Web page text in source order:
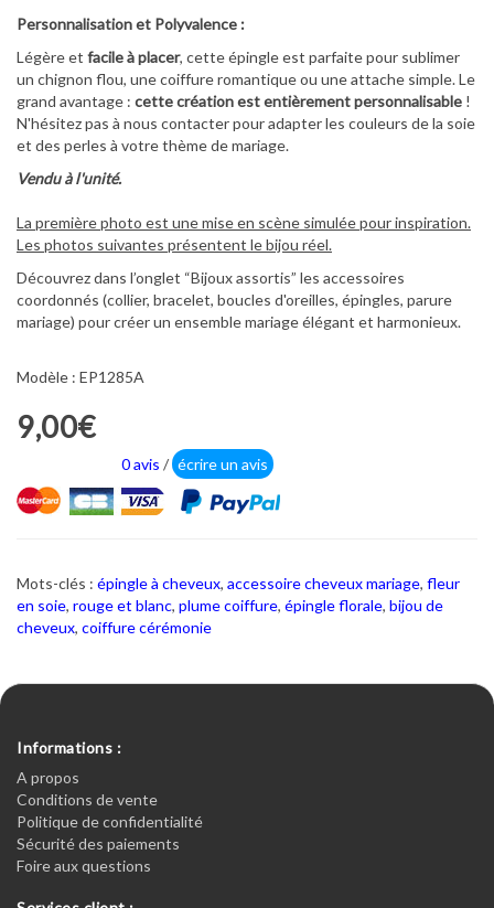
Personnalisation et Polyvalence :
Légère et facile à placer, cette épingle est parfaite pour sublimer
un chignon flou, une coiffure romantique ou une attache simple. Le
grand avantage : cette création est entièrement personnalisable !
N'hésitez pas à nous contacter pour adapter les couleurs de la soie
et des perles à votre thème de mariage.
Vendu à l'unité.
La première photo est une mise en scène simulée pour inspiration.
Les photos suivantes présentent le bijou réel.
Découvrez dans l’onglet “Bijoux assortis” les accessoires
coordonnés (collier, bracelet, boucles d'oreilles, épingles, parure
mariage) pour créer un ensemble mariage élégant et harmonieux.
Modèle : EP1285A
9,00€
0 avis / écrire un avis
Mots-clés : épingle à cheveux, accessoire cheveux mariage, fleur
en soie, rouge et blanc, plume coiffure, épingle florale, bijou de
cheveux, coiffure cérémonie
Informations :
A propos
Conditions de vente
Politique de confidentialité
Sécurité des paiements
Foire aux questions